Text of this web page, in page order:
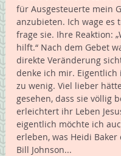
für Ausgesteuerte mein
anzubieten. Ich wage es
frage sie. Ihre Reaktion:
hilft.“ Nach dem Gebet
direkte Veränderung
denke ich mir. Eigentlich
zu wenig. Viel lieber
gesehen, dass sie völlig
erleichtert ihr Leben
eigentlich möchte ich
erleben, was Heidi
Bill Johnson...